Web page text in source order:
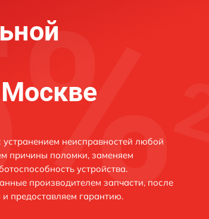
неисправностей любой
причины поломки, заменяем
устройства.
производителем запчасти, после
предоставляем гарантию.